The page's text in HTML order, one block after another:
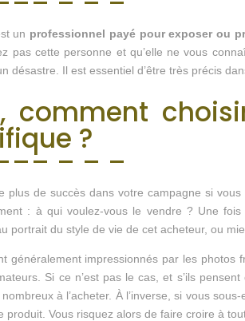
un professionnel payé pour exposer ou
pas cette personne et qu’elle ne vous
désastre. Il est essentiel d’être très précis
comment
?
plus de succès dans votre campagne si
: à qui voulez-vous le vendre ? Une
portrait du style de vie de cet acheteur, ou
généralement impressionnés par les
Si ce n’est pas le cas, et s’ils
à l’acheter. À l’inverse, si vous
produit. Vous risquez alors de faire croire à